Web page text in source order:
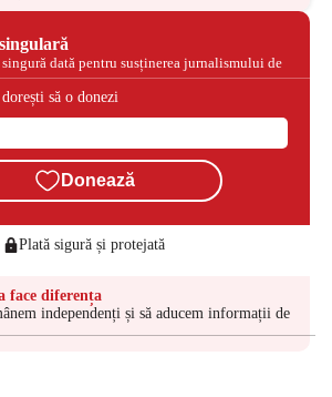
singură dată pentru susținerea jurnalismului de
să o donezi
Donează
Plată sigură și protejată
face diferența
independenți și să aducem informații de